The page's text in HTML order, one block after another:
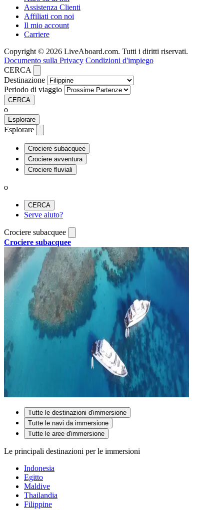
Assistenza Clienti
Affiliati con noi
Il mio account
Carriere
Copyright © 2026 LiveAboard.com. Tutti i diritti riservati.
Documento sulla Privacy Condizioni d'impiego
CERCA
Destinazione
Periodo di viaggio
CERCA
o
Esplorare
Esplorare
Crociere subacquee
Crociere avventura
Crociere fluviali
o
CERCA
Serve aiuto?
Crociere subacquee
Crociere subacquee
Tutte le destinazioni d'immersione
Tutte le navi da immersione
Tutte le aree d'immersione
Le principali destinazioni per le immersioni
Indonesia
Egitto
Maldive
Thailandia
Filippine